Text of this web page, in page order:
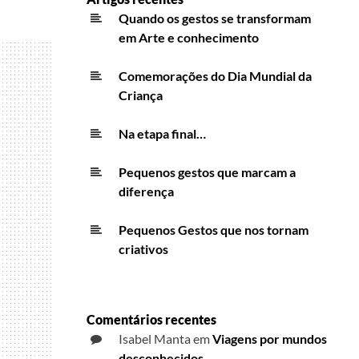
Quando os gestos se transformam
em Arte e conhecimento
Comemorações do Dia Mundial da
Criança
Na etapa final…
Pequenos gestos que marcam a
diferença
Pequenos Gestos que nos tornam
criativos
Comentários recentes
Isabel MantaemViagens por mundos